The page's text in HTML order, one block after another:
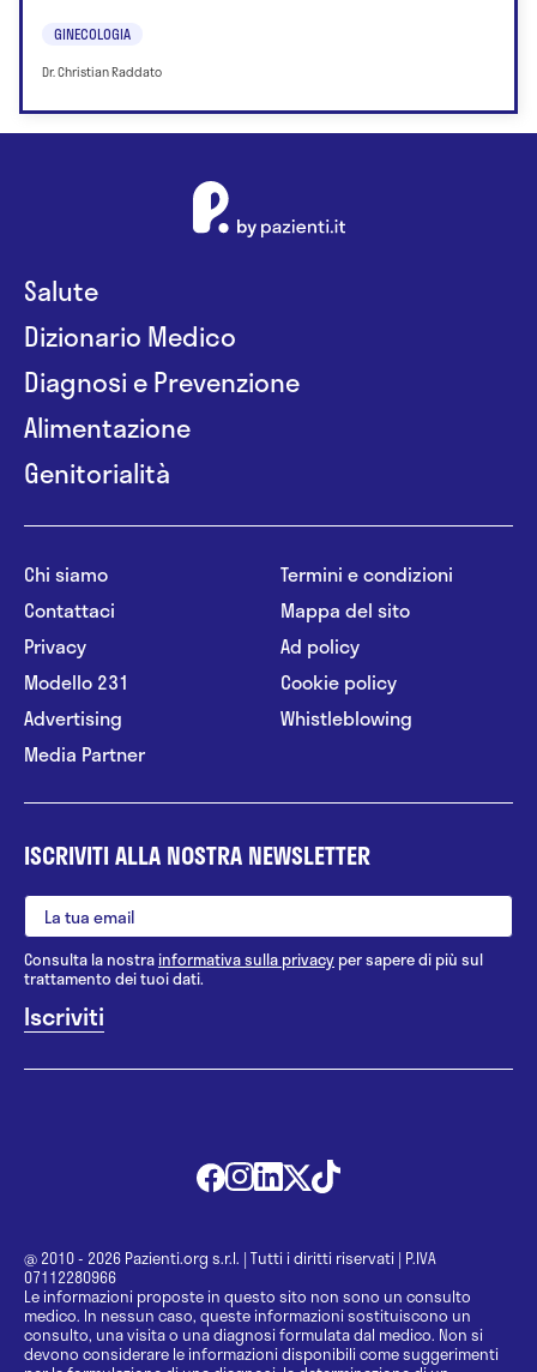
GINECOLOGIA
Dr. Christian Raddato
Salute
Dizionario Medico
Diagnosi e Prevenzione
Alimentazione
Genitorialità
Chi siamo
Contattaci
Privacy
Modello 231
Advertising
Media Partner
Termini e condizioni
Mappa del sito
Ad policy
Cookie policy
Whistleblowing
ISCRIVITI ALLA NOSTRA NEWSLETTER
Consulta la nostrainformativa sulla privacy per sapere di più sul
trattamento dei tuoi dati.
@ 2010 - 2026 Pazienti.org s.r.l. | Tutti i diritti riservati | P.IVA
07112280966
Le informazioni proposte in questo sito non sono un consulto
medico. In nessun caso, queste informazioni sostituiscono un
consulto, una visita o una diagnosi formulata dal medico. Non si
devono considerare le informazioni disponibili come suggerimenti